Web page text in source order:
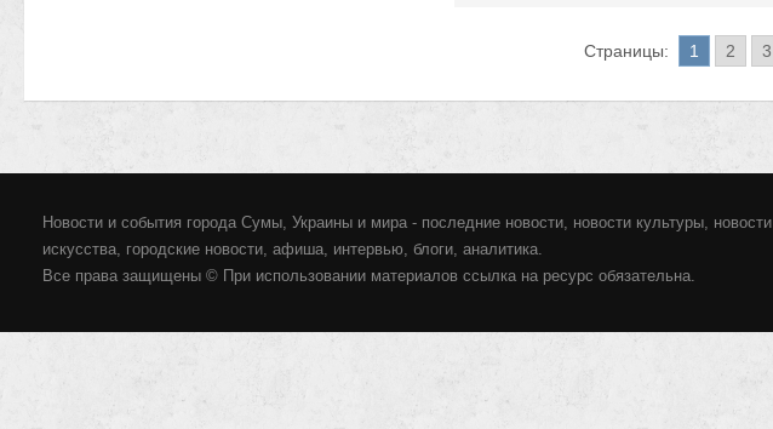
Страницы: 1 2 3
Новости и события города Сумы, Украины и мира - последние новости, новости культуры, новости
искусства, городские новости, афиша, интервью, блоги, аналитика.
Все права защищены © При использовании материалов ссылка на ресурс обязательна.